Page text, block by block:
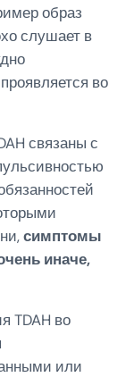
образ
слушает в
во
связаны с
симптомы
иначе,
TDAH во
или